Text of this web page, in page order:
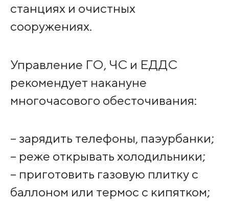
станциях и очистных
сооружениях.
Управление ГО, ЧС и ЕДДС
рекомендует накануне
многочасового обесточивания:
– зарядить телефоны, паэурбанки;
– реже открывать холодильники;
– приготовить газовую плитку с
баллоном или термос с кипятком;